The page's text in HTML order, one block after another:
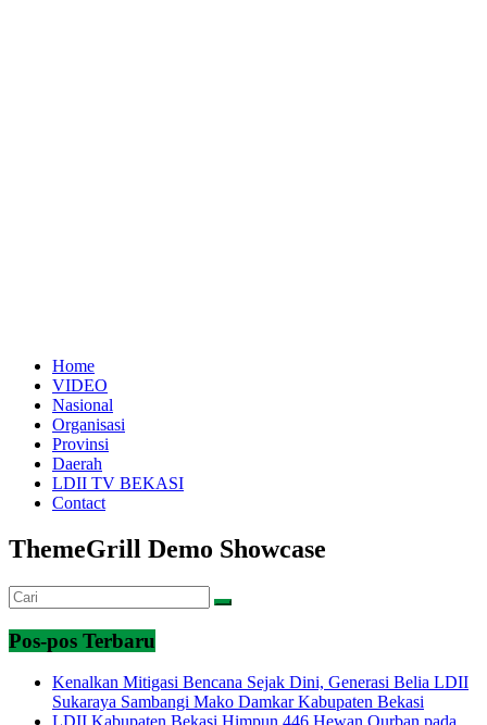
Home
VIDEO
Nasional
Organisasi
Provinsi
Daerah
LDII TV BEKASI
Contact
ThemeGrill Demo Showcase
Pos-pos Terbaru
Kenalkan Mitigasi Bencana Sejak Dini, Generasi Belia LDII
Sukaraya Sambangi Mako Damkar Kabupaten Bekasi